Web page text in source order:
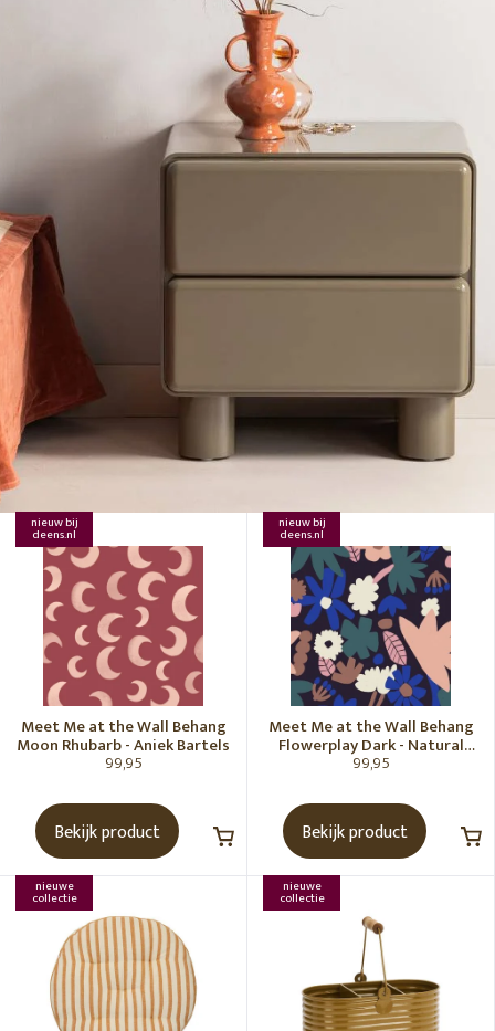
nieuw bij
deens.nl
Meet Me at the Wall Behang
Moon Rhubarb - Aniek Bartels
99,95
Bekijk product
nieuw bij
deens.nl
Meet Me at the Wall Behang
Flowerplay Dark - Natural
Noord
99,95
Bekijk product
nieuwe
collectie
nieuwe
collectie